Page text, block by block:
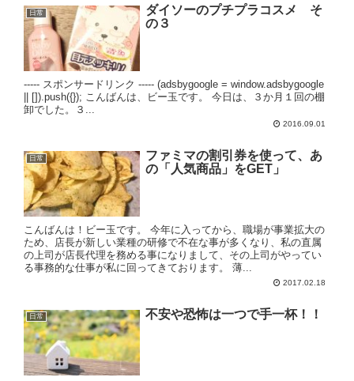
日常
ダイソーのプチプラコスメ そ
の３
----- スポンサードリンク ----- (adsbygoogle = window.adsbygoogle
|| []).push({}); こんばんは、ビー玉です。 今日は、３か月１回の棚
卸でした。３...
2016.09.01
日常
ファミマの割引券を使って、あ
の「人気商品」をGET」
こんばんは！ビー玉です。 今年に入ってから、職場が事業拡大の
ため、店長が新しい業種の研修で不在な事が多くなり、私の直属
の上司が店長代理を務める事になりまして、その上司がやってい
る事務的な仕事が私に回ってきております。 薄...
2017.02.18
日常 不安や恐怖は一つで手一杯！！